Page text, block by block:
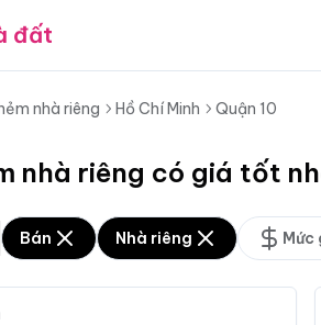
đất
nhà riêng Hồ Chí Minh Quận 10
nhà riêng có giá tốt
Bán Nhà riêng Mức